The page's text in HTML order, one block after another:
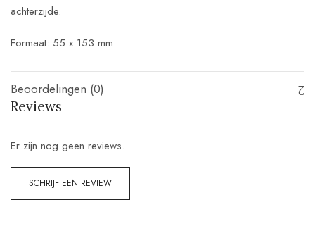
achterzijde.
Formaat: 55 x 153 mm
Beoordelingen (0)
Reviews
Er zijn nog geen reviews.
SCHRIJF EEN REVIEW